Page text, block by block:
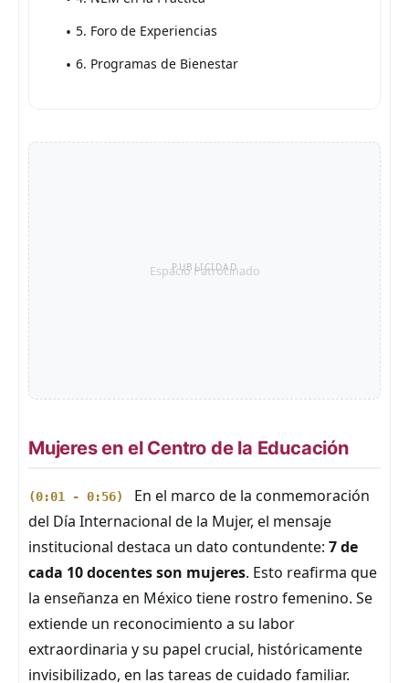
5. Foro de Experiencias
6. Programas de Bienestar
PUBLICIDAD
Mujeres en el Centro de la Educación
(0:01 - 0:56)
En el marco de la conmemoración
del Día Internacional de la Mujer, el mensaje
institucional destaca un dato contundente: 7 de
cada 10 docentes son mujeres. Esto reafirma que
la enseñanza en México tiene rostro femenino. Se
extiende un reconocimiento a su labor
extraordinaria y su papel crucial, históricamente
invisibilizado, en las tareas de cuidado familiar.